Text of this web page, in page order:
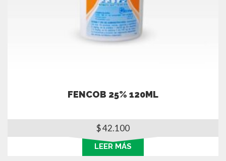
FENCOB 25% 120ML
$42.100
LEER MÁS